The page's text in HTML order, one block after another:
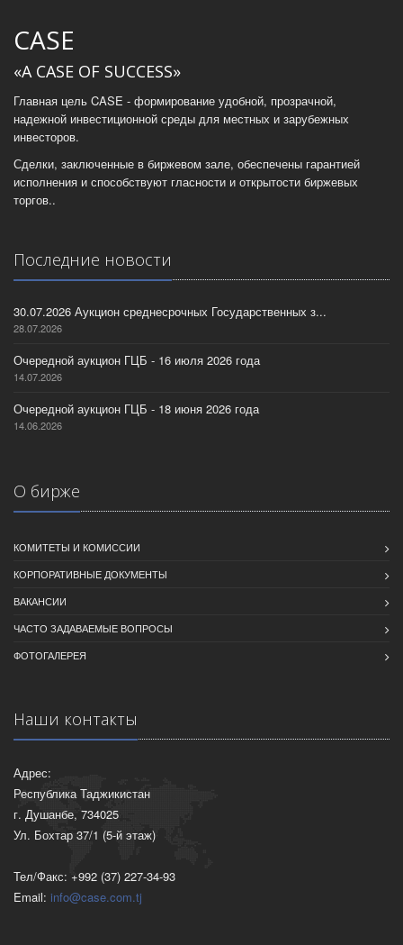
CASE
«A CASE OF SUCCESS»
Главная цель CASE - формирование удобной, прозрачной,
надежной инвестиционной среды для местных и зарубежных
инвесторов.
Сделки, заключенные в биржевом зале, обеспечены гарантией
исполнения и способствуют гласности и открытости биржевых
торгов..
Последние новости
30.07.2026 Аукцион среднесрочных Государственных з...
28.07.2026
Очередной аукцион ГЦБ - 16 июля 2026 года
14.07.2026
Очередной аукцион ГЦБ - 18 июня 2026 года
14.06.2026
О бирже
КОМИТЕТЫ И КОМИССИИ
КОРПОРАТИВНЫЕ ДОКУМЕНТЫ
ВАКАНСИИ
ЧАСТО ЗАДАВАЕМЫЕ ВОПРОСЫ
ФОТОГАЛЕРЕЯ
Наши контакты
Адрес:
Республика Таджикистан
г. Душанбе, 734025
Ул. Бохтар 37/1 (5-й этаж)
Тел/Факс: +992 (37) 227-34-93
Email: info@case.com.tj